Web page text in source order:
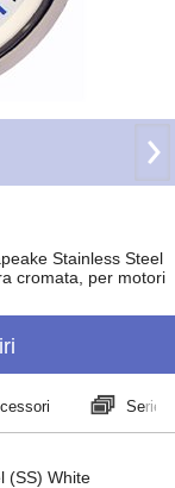
Stainless Steel
cromata, per motori
Serie
(SS) White